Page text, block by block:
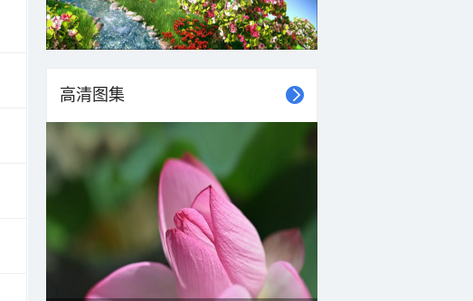
高清图集